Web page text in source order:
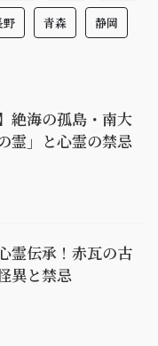
野 青森 静岡
絶海の孤島・南大
霊」と心霊の禁忌
霊伝承！赤瓦の古
異と禁忌